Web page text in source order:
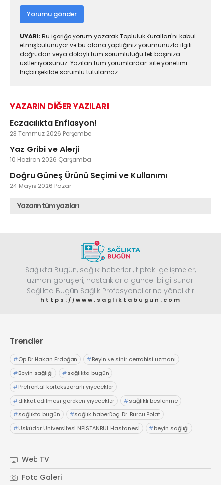
Yorumu gönder
UYARI: Bu içeriğe yorum yazarak Topluluk Kuralları'nı kabul
etmiş bulunuyor ve bu alana yaptığınız yorumunuzla ilgili
doğrudan veya dolaylı tüm sorumluluğu tek başınıza
üstleniyorsunuz. Yazılan tüm yorumlardan site yönetimi
hiçbir şekilde sorumlu tutulamaz.
YAZARIN DİĞER YAZILARI
Eczacılıkta Enflasyon!
23 Temmuz 2026 Perşembe
Yaz Gribi ve Alerji
10 Haziran 2026 Çarşamba
Doğru Güneş Ürünü Seçimi ve Kullanımı
24 Mayıs 2026 Pazar
Yazarın tüm yazıları
Sağlıkta Bugün, sağlık haberleri, tıptaki gelişmeler,
uzman görüşleri, hastalıklarla güncel bilgi sunar.
Sağlıkta Bugün Sağlık Profesyonellerine yöneliktir
https://www.sagliktabugun.com
Trendler
#Op Dr Hakan Erdoğan #Beyin ve sinir cerrahisi uzmanı
#Beyin sağlığı #sağlıkta bugün
#Prefrontal kortekszararlı yiyecekler
#dikkat edilmesi gereken yiyecekler #sağlıklı beslenme
#sağlıkta bugün #sağlık haberDoç. Dr. Burcu Polat
#Üsküdar Üniversitesi NPİSTANBUL Hastanesi #beyin sağlığı
# Anadolu Sağlık Merkezi
#abdominofrenik dissinerjiAcıbadem Fulya Hastanesi
Web TV
Foto Galeri